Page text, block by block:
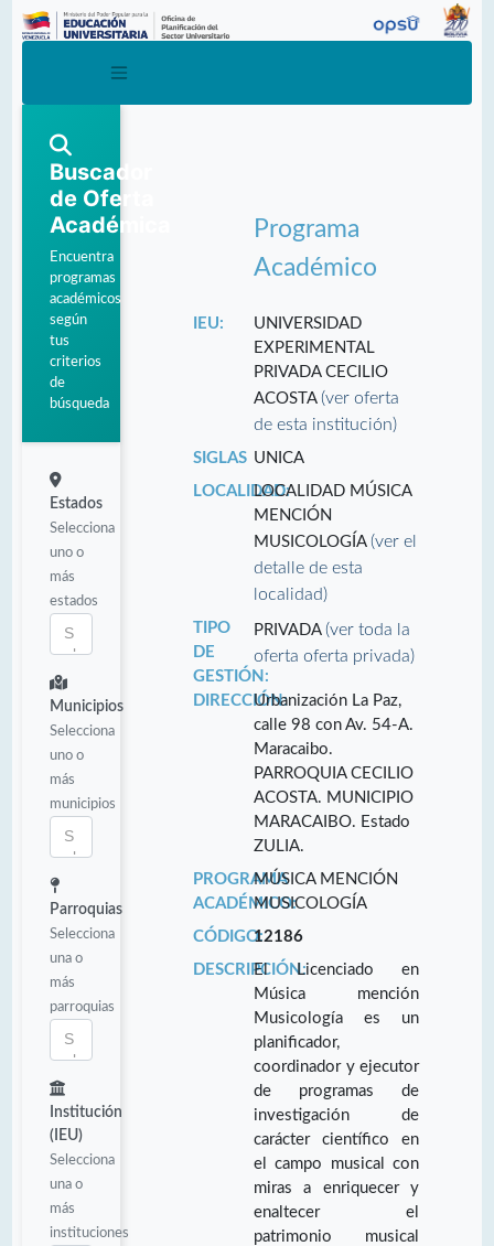
Buscador
de Oferta
Académica
Encuentra
programas
académicos
según
tus
criterios
de
búsqueda
Estados
Selecciona
uno o
más
estados
Municipios
Selecciona
uno o
más
municipios
Parroquias
Selecciona
una o
más
parroquias
Institución
(IEU)
Selecciona
una o
más
instituciones
Programa
Académico
IEU:
UNIVERSIDAD
EXPERIMENTAL
PRIVADA CECILIO
ACOSTA(ver oferta
de esta institución)
SIGLAS UNICA
LOCALIDAD:LOCALIDAD MÚSICA
MENCIÓN
MUSICOLOGÍA(ver el
detalle de esta
localidad)
TIPO
DE
GESTIÓN:
PRIVADA(ver toda la
oferta oferta privada)
DIRECCIÓN:Urbanización La Paz,
calle 98 con Av. 54-A.
Maracaibo.
PARROQUIA CECILIO
ACOSTA. MUNICIPIO
MARACAIBO. Estado
ZULIA.
PROGRAMA
ACADÉMICO:
MÚSICA MENCIÓN
MUSICOLOGÍA
CÓDIGO:12186
DESCRIPCIÓN:El Licenciado en
Música mención
Musicología es un
planificador,
coordinador y ejecutor
de programas de
investigación de
carácter científico en
el campo musical con
miras a enriquecer y
enaltecer el
patrimonio musical